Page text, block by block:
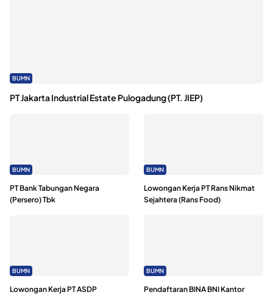
BUMN
PT Jakarta Industrial Estate Pulogadung (PT. JIEP)
BUMN
PT Bank Tabungan Negara
(Persero) Tbk
BUMN
Lowongan Kerja PT Rans Nikmat
Sejahtera (Rans Food)
BUMN
Lowongan Kerja PT ASDP
BUMN
Pendaftaran BINA BNI Kantor